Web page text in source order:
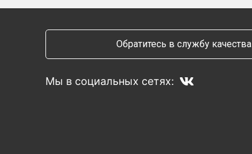
Обратитесь в службу качества
Мы в социальных сетях: